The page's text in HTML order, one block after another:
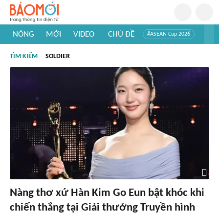
NÓNG MỚI VIDEO CHỦ ĐỀ #ASEAN Cup 2026
#Khám phá thế giới
TÌM KIẾM SOLDIER
Nàng thơ xứ Hàn Kim Go Eun bật khóc khi
chiến thắng tại Giải thưởng Truyền hình